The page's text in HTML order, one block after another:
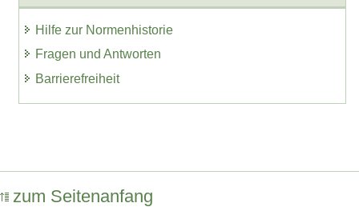
Hilfe zur Normenhistorie
Fragen und Antworten
Barrierefreiheit
zum Seitenanfang